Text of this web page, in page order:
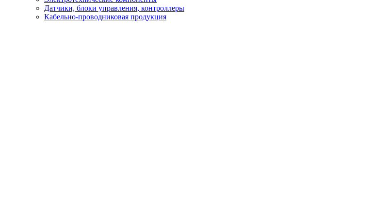
Датчики, блоки управления, контроллеры
Кабельно-проводниковая продукция